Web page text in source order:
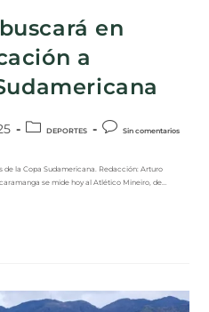
en
a
DEPORTES Sin comentarios
de la Copa Sudamericana. Redacción: Arturo
se mide hoy al Atlético Mineiro, de…